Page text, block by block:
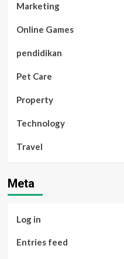
Marketing
Online Games
pendidikan
Pet Care
Property
Technology
Travel
Meta
Log in
Entries feed